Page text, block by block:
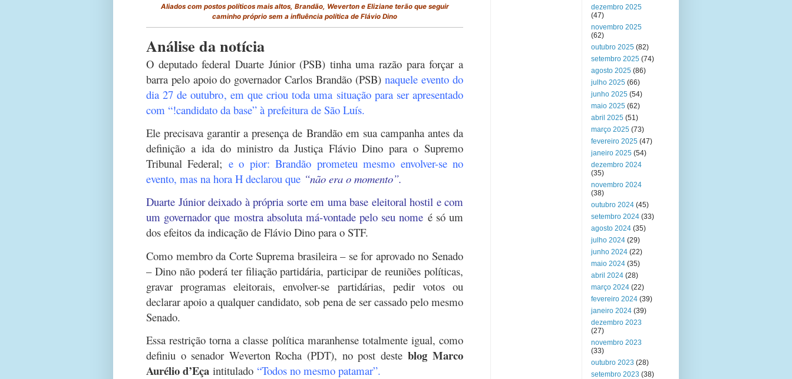
Aliados com postos políticos mais altos, Brandão, Weverton e Eliziane terão que seguir
caminho próprio sem a influência política de Flávio Dino
Análise da notícia
O deputado federal Duarte Júnior (PSB) tinha uma razão para forçar a
barra pelo apoio do governador Carlos Brandão (PSB)naquele evento do
dia 27 de outubro, em que criou toda uma situação para ser apresentado
com “!candidato da base” à prefeitura de São Luís.
Ele precisava garantir a presença de Brandão em sua campanha antes da
definição a ida do ministro da Justiça Flávio Dino para o Supremo
Tribunal Federal; e o pior: Brandão prometeu mesmo envolver-se no
evento, mas na hora H declarou que “não era o momento”.
Duarte Júnior deixado à própria sorte em uma base eleitoral hostil e com
um governador que mostra absoluta má-vontade pelo seu nome é só um
dos efeitos da indicação de Flávio Dino para o STF.
Como membro da Corte Suprema brasileira – se for aprovado no Senado
– Dino não poderá ter filiação partidária, participar de reuniões políticas,
gravar programas eleitorais, envolver-se partidárias, pedir votos ou
declarar apoio a qualquer candidato, sob pena de ser cassado pelo mesmo
Senado.
Essa restrição torna a classe política maranhense totalmente igual, como
definiu o senador Weverton Rocha (PDT), no post desteblog Marco
Aurélio d’Eça intitulado “Todos no mesmo patamar”.
dezembro 2025
(47)
novembro 2025
(62)
outubro 2025 (82)
setembro 2025 (74)
agosto 2025 (86)
julho 2025 (66)
junho 2025 (54)
maio 2025 (62)
abril 2025 (51)
março 2025 (73)
fevereiro 2025 (47)
janeiro 2025 (54)
dezembro 2024
(35)
novembro 2024
(38)
outubro 2024 (45)
setembro 2024 (33)
agosto 2024 (35)
julho 2024 (29)
junho 2024 (22)
maio 2024 (35)
abril 2024 (28)
março 2024 (22)
fevereiro 2024 (39)
janeiro 2024 (39)
dezembro 2023
(27)
novembro 2023
(33)
outubro 2023 (28)
setembro 2023 (38)